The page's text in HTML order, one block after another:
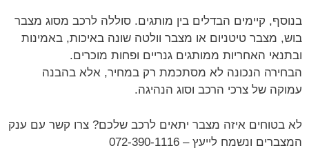
בנוסף, קיימים הבדלים בין מותגים. סוללה לרכב מסוג מצבר
בוש, מצבר טיטניום או מצבר וולטה שונה באיכות, באמינות
ובתנאי האחריות ממותגים גנריים ופחות מוכרים.
הבחירה הנכונה לא מסתכמת רק במחיר, אלא בהבנה
עמוקה של צרכי הרכב וסוג הנהיגה.
לא בטוחים איזה מצבר יתאים לרכב שלכם? צרו קשר עם ענק
המצברים ונשמח לייעץ – 072-390-1116